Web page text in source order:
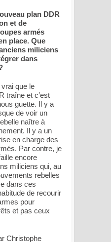
plan DDR
et de
armés
place. Que
miliciens
dans
que le
traîne et c’est
guette. Il y a
de voir un
naître à
Il y a un
en charge des
Par contre, je
encore
miliciens qui, au
rebelles
dans ces
de recourir
pour
et pas ceux
Christophe